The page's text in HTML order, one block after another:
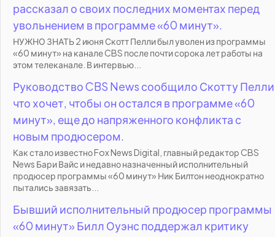
рассказал о своих последних моментах перед
увольнением в программе «60 минут».
НУЖНО ЗНАТЬ 2 июня Скотт Пелли был уволен из программы
«60 минут» на канале CBS после почти сорока лет работы на
этом телеканале. В интервью...
Руководство CBS News сообщило Скотту
что хочет, чтобы он остался в программе «60
минут», еще до напряженного конфликта с
новым продюсером.
Как стало известно Fox News Digital, главный редактор CBS
News Бари Вайс и недавно назначенный исполнительный
продюсер программы «60 минут» Ник Билтон неоднократно
пытались завязать...
Бывший исполнительный продюсер программы
«60 минут» Билл Оуэнс поддержал критику